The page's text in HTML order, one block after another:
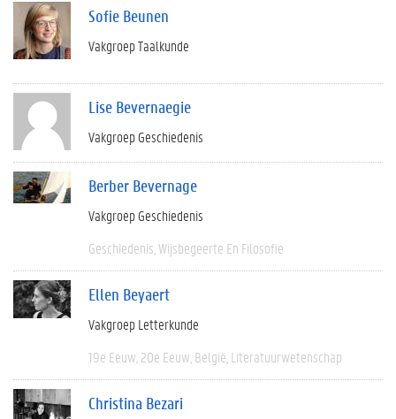
Sofie Beunen
Vakgroep Taalkunde
Lise Bevernaegie
Vakgroep Geschiedenis
Berber Bevernage
Vakgroep Geschiedenis
Geschiedenis Wijsbegeerte En Filosofie
Ellen Beyaert
Vakgroep Letterkunde
19e Eeuw 20e Eeuw België Literatuurwetenschap
Christina Bezari